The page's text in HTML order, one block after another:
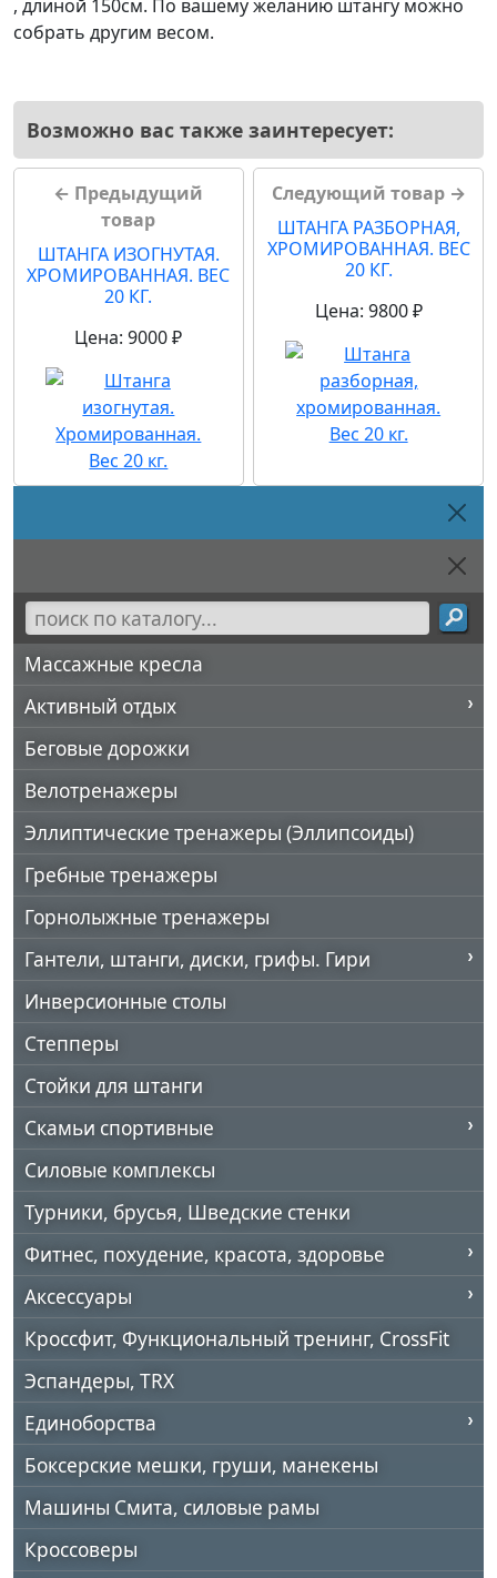
, длиной 150см. По вашему желанию штангу можно
собрать другим весом.
Возможно вас также заинтересует:
← Предыдущий
товар
ШТАНГА ИЗОГНУТАЯ.
ХРОМИРОВАННАЯ. ВЕС
20 КГ.
Цена: 9000 ₽
Следующий товар →
ШТАНГА РАЗБОРНАЯ,
ХРОМИРОВАННАЯ. ВЕС
20 КГ.
Цена: 9800 ₽
Массажные кресла
Активный отдых
Беговые дорожки
Велотренажеры
Эллиптические тренажеры (Эллипсоиды)
Гребные тренажеры
Горнолыжные тренажеры
Гантели, штанги, диски, грифы. Гири
Инверсионные столы
Степперы
Стойки для штанги
Скамьи спортивные
Силовые комплексы
Турники, брусья, Шведские стенки
Фитнес, похудение, красота, здоровье
Аксессуары
Кроссфит, Функциональный тренинг, CrossFit
Эспандеры, TRX
Единоборства
Боксерские мешки, груши, манекены
Машины Смита, силовые рамы
Кроссоверы